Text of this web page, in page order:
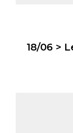
18/06 >